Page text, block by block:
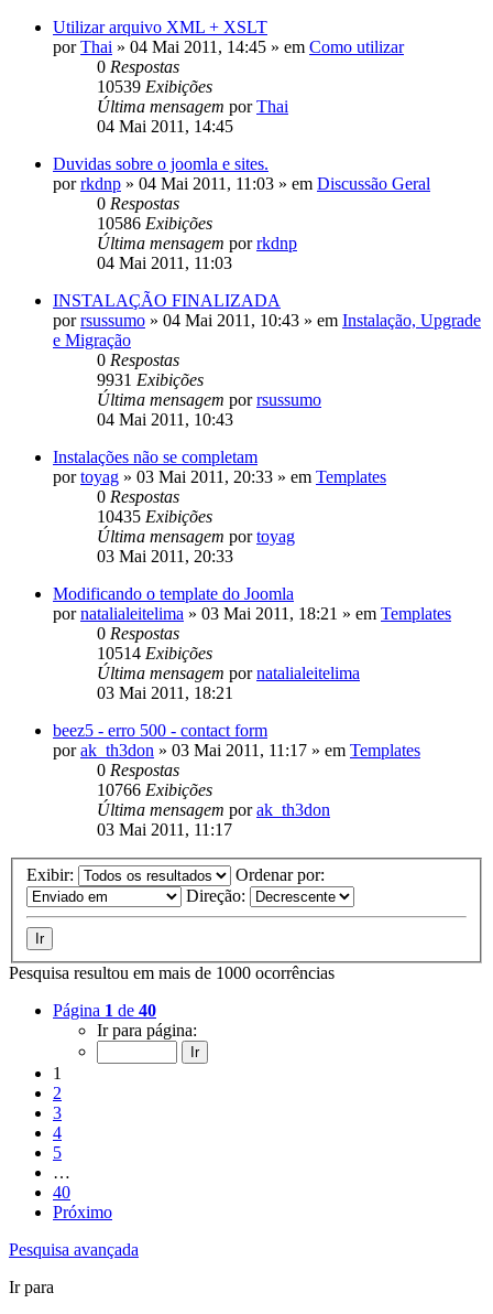
Utilizar arquivo XML + XSLT
porThai » 04 Mai 2011, 14:45 » em Como utilizar
0 Respostas
10539 Exibições
Última mensagem porThai
04 Mai 2011, 14:45
Duvidas sobre o joomla e sites.
porrkdnp » 04 Mai 2011, 11:03 » em Discussão Geral
0 Respostas
10586 Exibições
Última mensagem porrkdnp
04 Mai 2011, 11:03
INSTALAÇÃO FINALIZADA
porrsussumo » 04 Mai 2011, 10:43 » em Instalação, Upgrade
e Migração
0 Respostas
9931 Exibições
Última mensagem porrsussumo
04 Mai 2011, 10:43
Instalações não se completam
portoyag » 03 Mai 2011, 20:33 » em Templates
0 Respostas
10435 Exibições
Última mensagem portoyag
03 Mai 2011, 20:33
Modificando o template do Joomla
pornatalialeitelima » 03 Mai 2011, 18:21 » em Templates
0 Respostas
10514 Exibições
Última mensagem pornatalialeitelima
03 Mai 2011, 18:21
beez5 - erro 500 - contact form
porak_th3don » 03 Mai 2011, 11:17 » em Templates
0 Respostas
10766 Exibições
Última mensagem porak_th3don
03 Mai 2011, 11:17
Exibir:
Ordenar por:
Direção:
Pesquisa resultou em mais de 1000 ocorrências
Página 1 de 40
Ir para página:
1
2
3
4
5
…
40
Próximo
Pesquisa avançada
Ir para